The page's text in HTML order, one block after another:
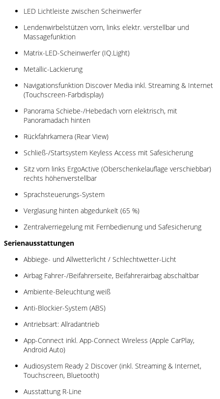
LED Lichtleiste zwischen Scheinwerfer
Lendenwirbelstützen vorn, links elektr. verstellbar und
Massagefunktion
Matrix-LED-Scheinwerfer (IQ.Light)
Metallic-Lackierung
Navigationsfunktion Discover Media inkl. Streaming & Internet
(Touchscreen-Farbdisplay)
Panorama Schiebe-/Hebedach vorn elektrisch, mit
Panoramadach hinten
Rückfahrkamera (Rear View)
Schließ-/Startsystem Keyless Access mit Safesicherung
Sitz vorn links ErgoActive (Oberschenkelauflage verschiebbar)
rechts höhenverstellbar
Sprachsteuerungs-System
Verglasung hinten abgedunkelt (65 %)
Zentralverriegelung mit Fernbedienung und Safesicherung
Serienausstattungen
Abbiege- und Allwetterlicht / Schlechtwetter-Licht
Airbag Fahrer-/Beifahrerseite, Beifahrerairbag abschaltbar
Ambiente-Beleuchtung weiß
Anti-Blockier-System (ABS)
Antriebsart: Allradantrieb
App-Connect inkl. App-Connect Wireless (Apple CarPlay,
Android Auto)
Audiosystem Ready 2 Discover (inkl. Streaming & Internet,
Touchscreen, Bluetooth)
Ausstattung R-Line